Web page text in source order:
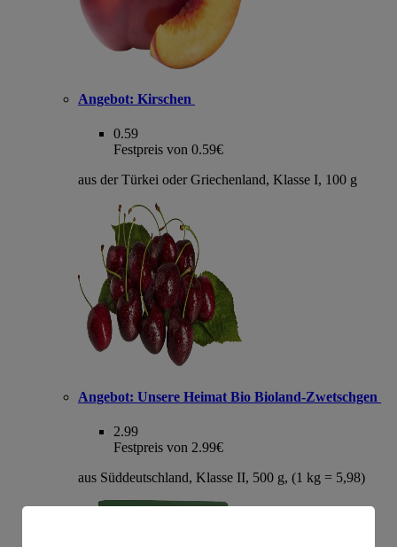
Angebot: Kirschen
0.59
Festpreis von 0.59€
aus der Türkei oder Griechenland, Klasse I, 100 g
Angebot: Unsere Heimat Bio Bioland-Zwetschgen
2.99
Festpreis von 2.99€
aus Süddeutschland, Klasse II, 500 g, (1 kg = 5,98)